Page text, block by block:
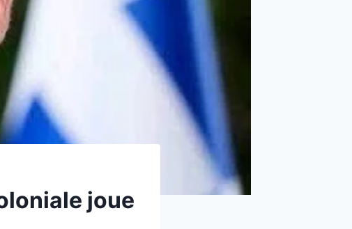
joue